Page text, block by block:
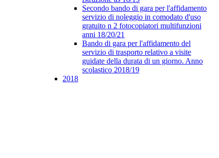
Secondo bando di gara per l'affidamento
servizio di noleggio in comodato d'uso
gratuito n 2 fotocopiatori multifunzioni
anni 18/20/21
Bando di gara per l'affidamento del
servizio di trasporto relativo a visite
guidate della durata di un giorno. Anno
scolastico 2018/19
2018